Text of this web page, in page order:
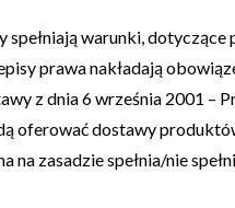
warunki, dotyczące
prawa nakładają
z dnia 6 września 2001 –
oferować dostawy
zasadzie spełnia/nie